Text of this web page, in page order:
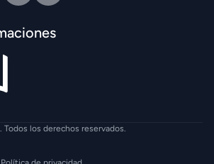
los derechos reservados.